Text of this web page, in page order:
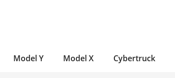
Model Y Model X Cybertruck